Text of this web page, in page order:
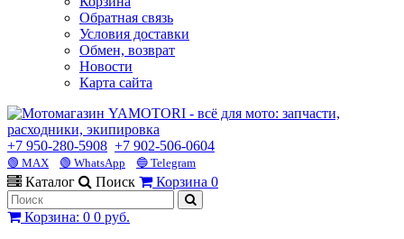
Обратная связь
Условия доставки
Обмен, возврат
Новости
Карта сайта
+7 950-280-5908 +7 902-506-0604
🟢 MAX 🟢 WhatsApp 🔵 Telegram
Каталог Поиск Корзина 0
Корзина: 0 0 руб.